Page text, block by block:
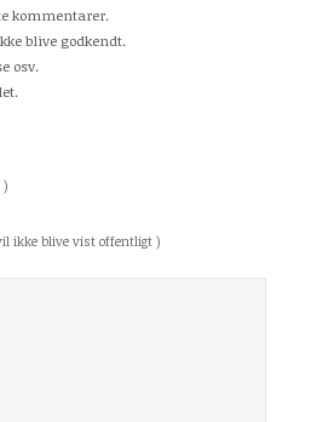
kommentarer.
blive godkendt.
osv.
)
ikke blive vist offentligt )